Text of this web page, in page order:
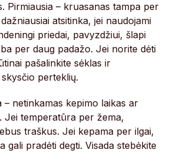
Pirmiausia – kruasanas tampa per
atsitinka, jei naudojami
priedai, pavyzdžiui, šlapi
per daug padažo. Jei norite dėti
pašalinkite sėklas ir
perteklių.
– netinkamas kepimo laikas ar
Jei temperatūra per žema,
traškus. Jei kepama per ilgai,
gali pradėti degti. Visada stebėkite